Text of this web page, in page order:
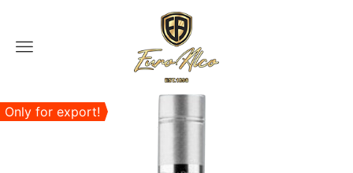
Menu
Only for export!